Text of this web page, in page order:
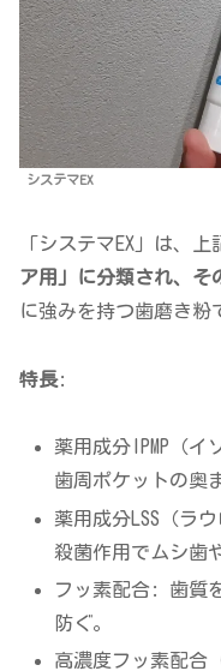
システマEX
「システマEX」は、
ア用」に分類され、そ
に強みを持つ歯磨き粉
特長:
薬用成分IPMP（イ
歯周ポケットの奥
薬用成分LSS（ラ
殺菌作用でムシ歯
フッ素配合: 歯質
防ぐ。
高濃度フッ素配合